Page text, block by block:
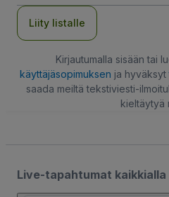
Liity listalle
Kirjautumalla sisään tai
käyttäjäsopimuksen ja hyväksyt
saada meiltä tekstiviesti-
kieltäytyä
Live-tapahtumat kaikkialla